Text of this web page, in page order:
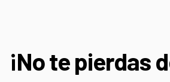
¡No te pierdas